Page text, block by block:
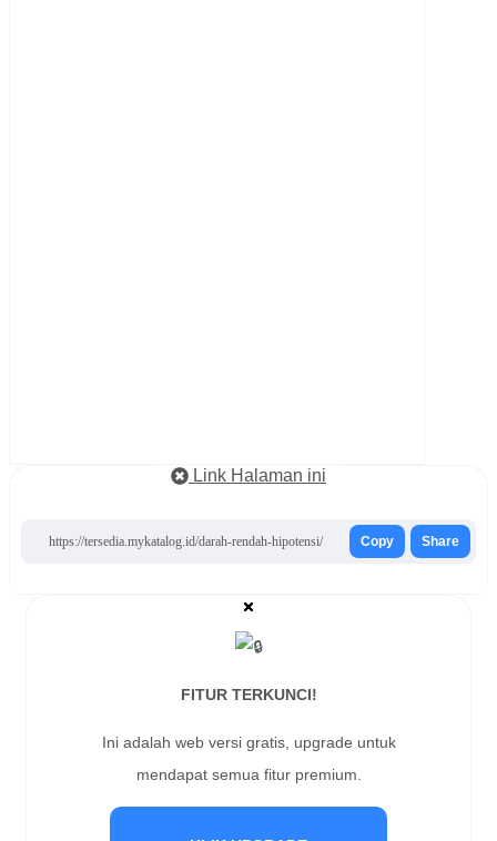
Link Halaman ini
https://tersedia.mykatalog.id/darah-rendah-hipotensi/ Copy Share
FITUR TERKUNCI!
Ini adalah web versi gratis, upgrade untuk
mendapat semua fitur premium.